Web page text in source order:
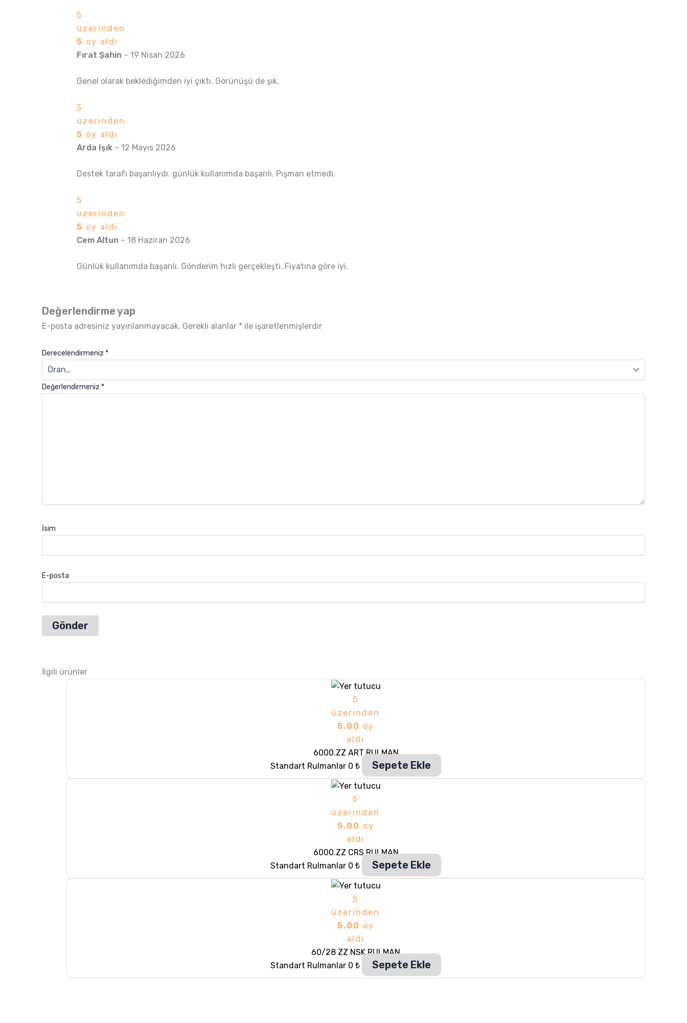
5
üzerinden
5 oy aldı
Fırat Şahin – 19 Nisan 2026
Genel olarak beklediğimden iyi çıktı. Görünüşü de şık.
5
üzerinden
5 oy aldı
Arda Işık – 12 Mayıs 2026
Destek tarafı başarılıydı. günlük kullanımda başarılı. Pişman etmedi.
5
üzerinden
5 oy aldı
Cem Altun – 18 Haziran 2026
Günlük kullanımda başarılı. Gönderim hızlı gerçekleşti. Fiyatına göre iyi.
Değerlendirme yap
E-posta adresiniz yayınlanmayacak. Gerekli alanlar * ile işaretlenmişlerdir
Derecelendirmeniz *
Değerlendirmeniz *
İsim
E-posta
İlgili ürünler
5
üzerinden
5.00 oy
aldı
6000.ZZ ART RULMAN
Standart Rulmanlar 0 ₺ Sepete Ekle
5
üzerinden
5.00 oy
aldı
6000.ZZ CRS RULMAN
Standart Rulmanlar 0 ₺ Sepete Ekle
5
üzerinden
5.00 oy
aldı
60/28 ZZ NSK RULMAN
Standart Rulmanlar 0 ₺ Sepete Ekle